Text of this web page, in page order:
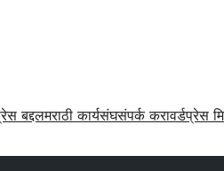
बद्दलमराठी कार्यसंघसंपर्क करावर्डप्रेस